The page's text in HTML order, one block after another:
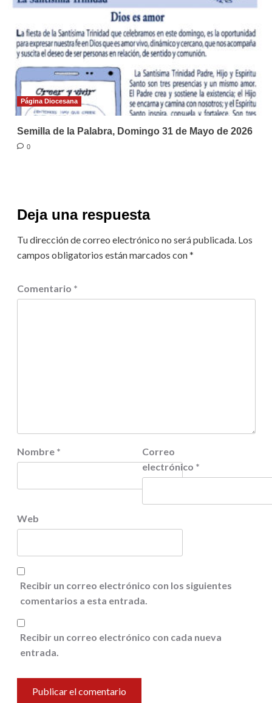
Página Diocesana
Semilla de la Palabra, Domingo 31 de Mayo de 2026
0
Deja una respuesta
Tu dirección de correo electrónico no será publicada. Los
campos obligatorios están marcados con*
Comentario *
Nombre *
Correo
electrónico *
Web
Recibir un correo electrónico con los siguientes
comentarios a esta entrada.
Recibir un correo electrónico con cada nueva
entrada.